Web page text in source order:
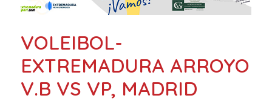
VOLEIBOL-
EXTREMADURA ARROYO
V.B VS VP, MADRID